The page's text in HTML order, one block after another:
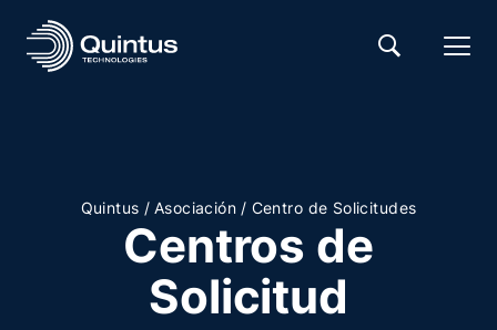
Quintus / Asociación / Centro de Solicitudes
Centros de
Solicitud